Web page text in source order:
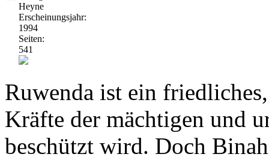
Heyne
Erscheinungsjahr:
1994
Seiten:
541
Ruwenda ist ein
Kräfte der mächtigen und
beschützt wird. Doch